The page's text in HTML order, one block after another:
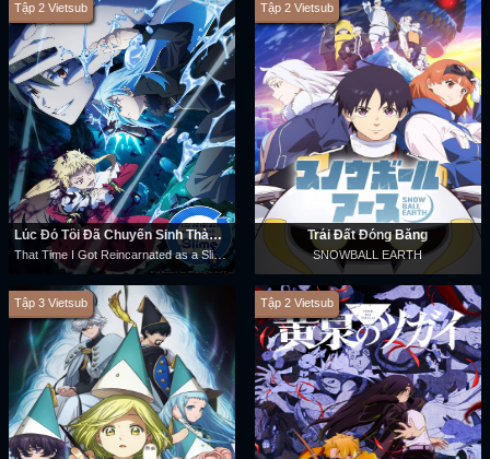
Tập 2 Vietsub
Lúc Đó Tôi Đã Chuyển Sinh Thành Slime (Phần 4)
That Time I Got Reincarnated as a Slime (Season 4)
Tập 2 Vietsub
Trái Đất Đóng Băng
SNOWBALL EARTH
Tập 3 Vietsub Tập 2 Vietsub